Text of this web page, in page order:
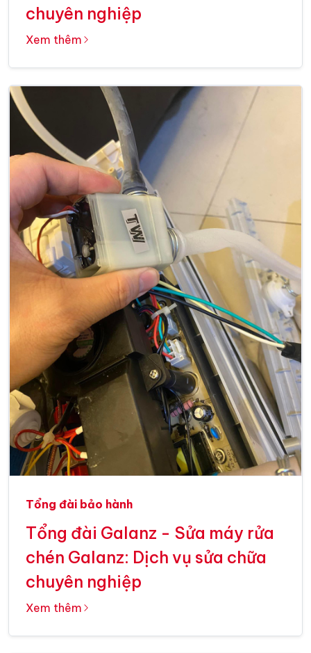
chuyên nghiệp
Xem thêm
Tổng đài bảo hành
Tổng đài Galanz - Sửa máy rửa
chén Galanz: Dịch vụ sửa chữa
chuyên nghiệp
Xem thêm